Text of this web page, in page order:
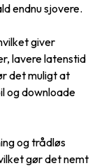
endnu sjovere.
giver
lavere latenstid
det muligt at
og downloade
og trådløs
gør det nemt